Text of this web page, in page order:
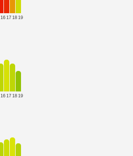
16 17 18 19
16 17 18 19